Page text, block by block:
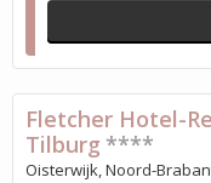
Fletcher Hotel-
Tilburg ****
Oisterwijk, Noord-